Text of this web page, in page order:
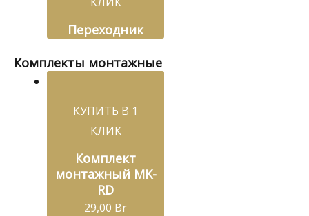
Переходник
Комплекты монтажные
КУПИТЬ В 1
КЛИК
Комплект
монтажный MK-
RD
29,00 Br